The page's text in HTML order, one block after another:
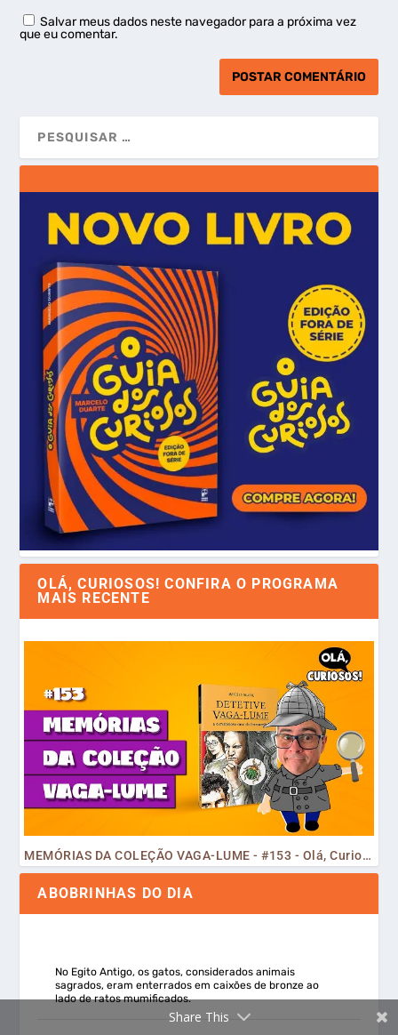
Salvar meus dados neste navegador para a próxima vez
que eu comentar.
OLÁ, CURIOSOS! CONFIRA O PROGRAMA
MAIS RECENTE
MEMÓRIAS DA COLEÇÃO VAGA-LUME - #153 - Olá, Curiosos! 2023
ABOBRINHAS DO DIA
No Egito Antigo, os gatos, considerados animais
sagrados, eram enterrados em caixões de bronze ao
lado de ratos mumificados.
Share This